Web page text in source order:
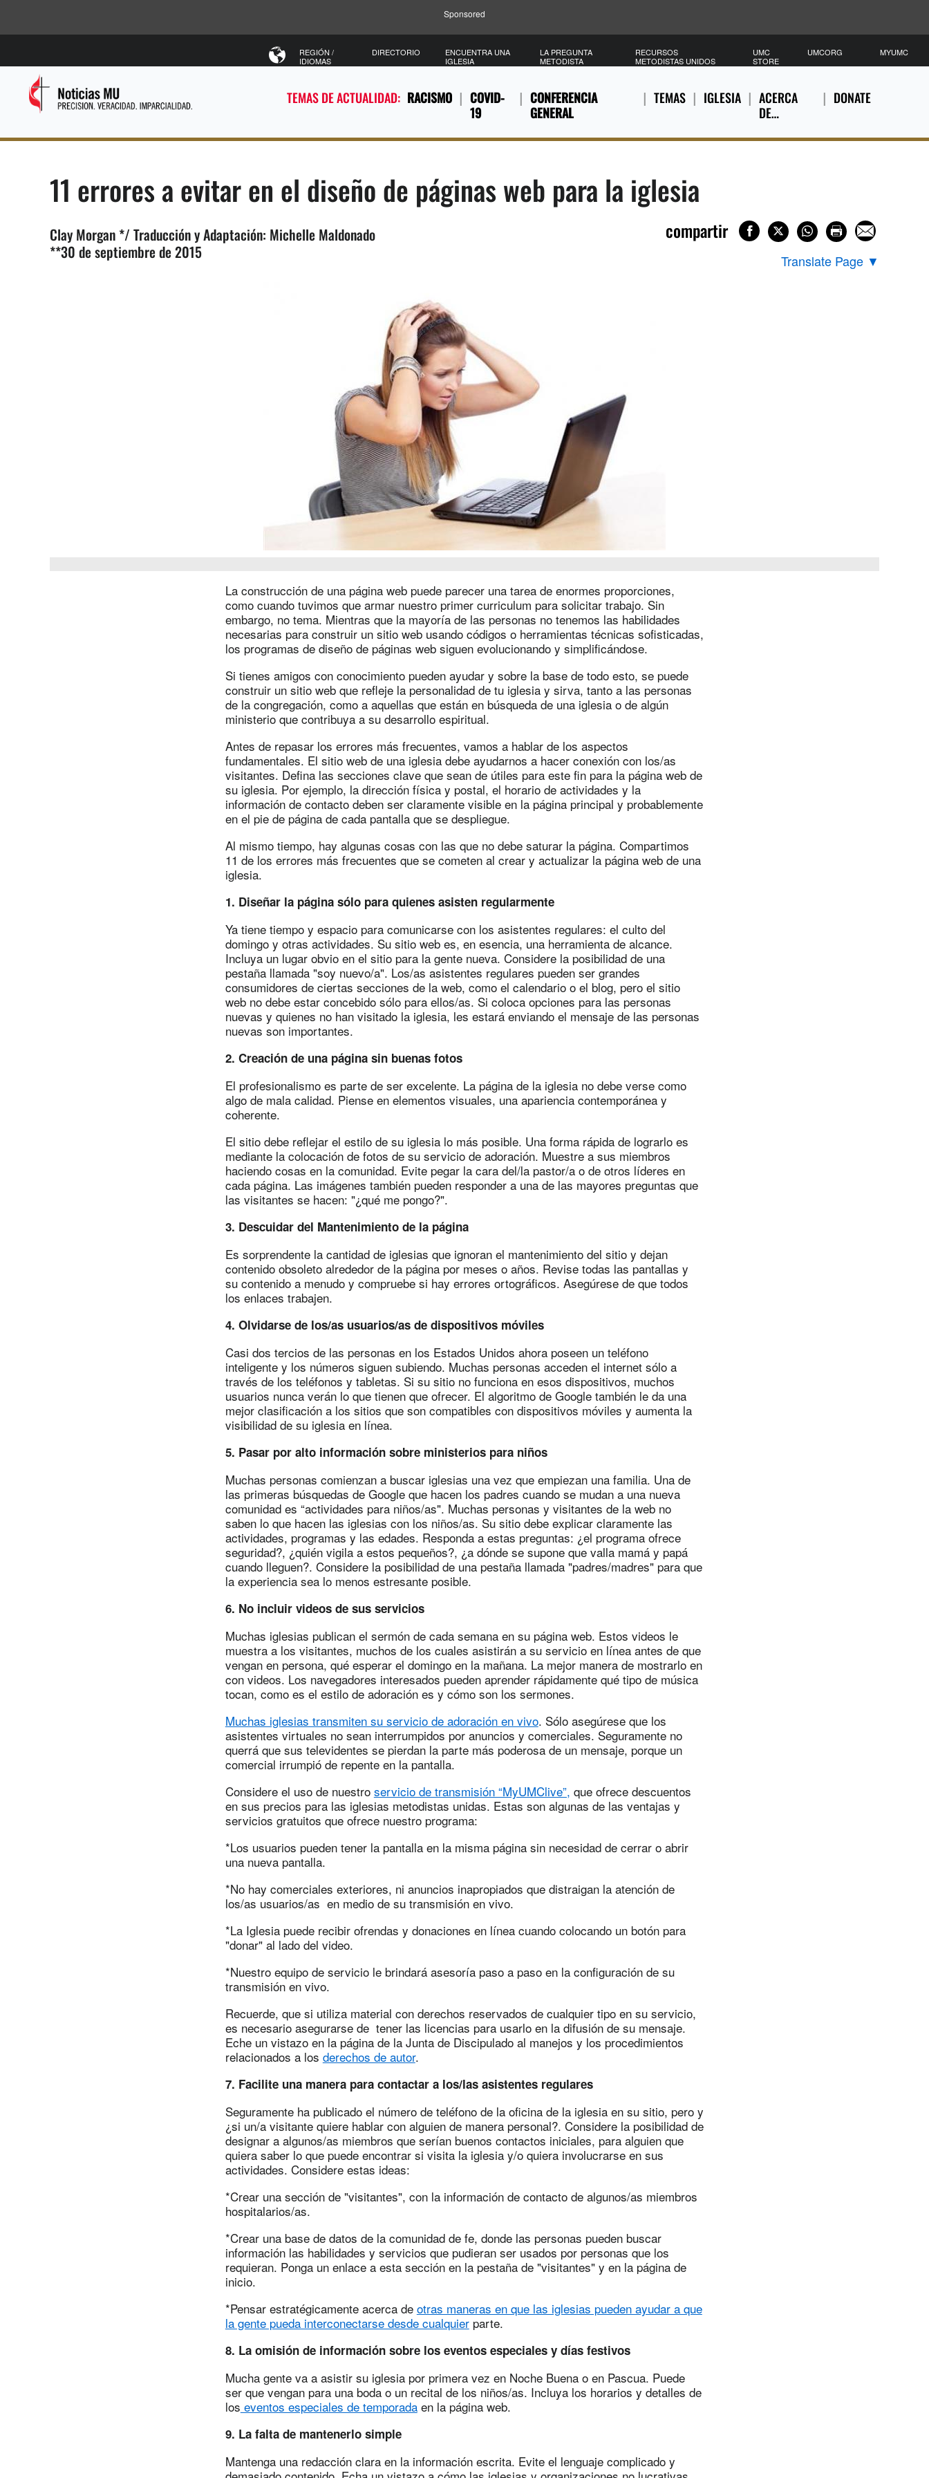
Sponsored
TEMAS DE ACTUALIDAD: RACISMO
COVID-
19
CONFERENCIA
GENERAL
TEMAS IGLESIA
ACERCA
DE…
DONATE
REGIÓN /
IDIOMAS
DIRECTORIO
ENCUENTRA UNA
IGLESIA
LA PREGUNTA
METODISTA
RECURSOS
METODISTAS UNIDOS
UMC
STORE
UMCORG MYUMC
11 errores a evitar en el diseño de páginas web para la iglesia
Clay Morgan */ Traducción y Adaptación: Michelle Maldonado
**30 de septiembre de 2015
compartir
Translate Page ▼
La construcción de una página web puede parecer una tarea de enormes proporciones,
como cuando tuvimos que armar nuestro primer curriculum para solicitar trabajo. Sin
embargo, no tema. Mientras que la mayoría de las personas no tenemos las habilidades
necesarias para construir un sitio web usando códigos o herramientas técnicas sofisticadas,
los programas de diseño de páginas web siguen evolucionando y simplificándose.
Si tienes amigos con conocimiento pueden ayudar y sobre la base de todo esto, se puede
construir un sitio web que refleje la personalidad de tu iglesia y sirva, tanto a las personas
de la congregación, como a aquellas que están en búsqueda de una iglesia o de algún
ministerio que contribuya a su desarrollo espiritual.
Antes de repasar los errores más frecuentes, vamos a hablar de los aspectos
fundamentales. El sitio web de una iglesia debe ayudarnos a hacer conexión con los/as
visitantes. Defina las secciones clave que sean de útiles para este fin para la página web de
su iglesia. Por ejemplo, la dirección física y postal, el horario de actividades y la
información de contacto deben ser claramente visible en la página principal y probablemente
en el pie de página de cada pantalla que se despliegue.
Al mismo tiempo, hay algunas cosas con las que no debe saturar la página. Compartimos
11 de los errores más frecuentes que se cometen al crear y actualizar la página web de una
iglesia.
1. Diseñar la página sólo para quienes asisten regularmente
Ya tiene tiempo y espacio para comunicarse con los asistentes regulares: el culto del
domingo y otras actividades. Su sitio web es, en esencia, una herramienta de alcance.
Incluya un lugar obvio en el sitio para la gente nueva. Considere la posibilidad de una
pestaña llamada "soy nuevo/a". Los/as asistentes regulares pueden ser grandes
consumidores de ciertas secciones de la web, como el calendario o el blog, pero el sitio
web no debe estar concebido sólo para ellos/as. Si coloca opciones para las personas
nuevas y quienes no han visitado la iglesia, les estará enviando el mensaje de las personas
nuevas son importantes.
2. Creación de una página sin buenas fotos
El profesionalismo es parte de ser excelente. La página de la iglesia no debe verse como
algo de mala calidad. Piense en elementos visuales, una apariencia contemporánea y
coherente.
El sitio debe reflejar el estilo de su iglesia lo más posible. Una forma rápida de lograrlo es
mediante la colocación de fotos de su servicio de adoración. Muestre a sus miembros
haciendo cosas en la comunidad. Evite pegar la cara del/la pastor/a o de otros líderes en
cada página. Las imágenes también pueden responder a una de las mayores preguntas que
las visitantes se hacen: "¿qué me pongo?".
3. Descuidar del Mantenimiento de la página
Es sorprendente la cantidad de iglesias que ignoran el mantenimiento del sitio y dejan
contenido obsoleto alrededor de la página por meses o años. Revise todas las pantallas y
su contenido a menudo y compruebe si hay errores ortográficos. Asegúrese de que todos
los enlaces trabajen.
4. Olvidarse de los/as usuarios/as de dispositivos móviles
Casi dos tercios de las personas en los Estados Unidos ahora poseen un teléfono
inteligente y los números siguen subiendo. Muchas personas acceden el internet sólo a
través de los teléfonos y tabletas. Si su sitio no funciona en esos dispositivos, muchos
usuarios nunca verán lo que tienen que ofrecer. El algoritmo de Google también le da una
mejor clasificación a los sitios que son compatibles con dispositivos móviles y aumenta la
visibilidad de su iglesia en línea.
5. Pasar por alto información sobre ministerios para niños
Muchas personas comienzan a buscar iglesias una vez que empiezan una familia. Una de
las primeras búsquedas de Google que hacen los padres cuando se mudan a una nueva
comunidad es “actividades para niños/as". Muchas personas y visitantes de la web no
saben lo que hacen las iglesias con los niños/as. Su sitio debe explicar claramente las
actividades, programas y las edades. Responda a estas preguntas: ¿el programa ofrece
seguridad?, ¿quién vigila a estos pequeños?, ¿a dónde se supone que valla mamá y papá
cuando lleguen?. Considere la posibilidad de una pestaña llamada "padres/madres" para que
la experiencia sea lo menos estresante posible.
6. No incluir videos de sus servicios
Muchas iglesias publican el sermón de cada semana en su página web. Estos videos le
muestra a los visitantes, muchos de los cuales asistirán a su servicio en línea antes de que
vengan en persona, qué esperar el domingo en la mañana. La mejor manera de mostrarlo en
con videos. Los navegadores interesados ​​pueden aprender rápidamente qué tipo de música
tocan, como es el estilo de adoración es y cómo son los sermones.
Muchas iglesias transmiten su servicio de adoración en vivo. Sólo asegúrese que los
asistentes virtuales no sean interrumpidos por anuncios y comerciales. Seguramente no
querrá que sus televidentes se pierdan la parte más poderosa de un mensaje, porque un
comercial irrumpió de repente en la pantalla.
Considere el uso de nuestro servicio de transmisión “MyUMClive”, que ofrece descuentos
en sus precios para las iglesias metodistas unidas. Estas son algunas de las ventajas y
servicios gratuitos que ofrece nuestro programa:
*Los usuarios pueden tener la pantalla en la misma página sin necesidad de cerrar o abrir
una nueva pantalla.
*No hay comerciales exteriores, ni anuncios inapropiados que distraigan la atención de
los/as usuarios/as en medio de su transmisión en vivo.
*La Iglesia puede recibir ofrendas y donaciones en línea cuando colocando un botón para
"donar" al lado del video.
*Nuestro equipo de servicio le brindará asesoría paso a paso en la configuración de su
transmisión en vivo.
Recuerde, que si utiliza material con derechos reservados de cualquier tipo en su servicio,
es necesario asegurarse de tener las licencias para usarlo en la difusión de su mensaje.
Eche un vistazo en la página de la Junta de Discipulado al manejos y los procedimientos
relacionados a los derechos de autor.
7. Facilite una manera para contactar a los/las asistentes regulares
Seguramente ha publicado el número de teléfono de la oficina de la iglesia en su sitio, pero y
¿si un/a visitante quiere hablar con alguien de manera personal?. Considere la posibilidad de
designar a algunos/as miembros que serían buenos contactos iniciales, para alguien que
quiera saber lo que puede encontrar si visita la iglesia y/o quiera involucrarse en sus
actividades. Considere estas ideas:
*Crear una sección de "visitantes", con la información de contacto de algunos/as miembros
hospitalarios/as.
*Crear una base de datos de la comunidad de fe, donde las personas pueden buscar
información las habilidades y servicios que pudieran ser usados por personas que los
requieran. Ponga un enlace a esta sección en la pestaña de "visitantes" y en la página de
inicio.
*Pensar estratégicamente acerca de otras maneras en que las iglesias pueden ayudar a que
la gente pueda interconectarse desde cualquierparte.
8. La omisión de información sobre los eventos especiales y días festivos
Mucha gente va a asistir su iglesia por primera vez en Noche Buena o en Pascua. Puede
ser que vengan para una boda o un recital de los niños/as. Incluya los horarios y detalles de
los eventos especiales de temporadaen la página web.
9. La falta de mantenerlo simple
Mantenga una redacción clara en la información escrita. Evite el lenguaje complicado y